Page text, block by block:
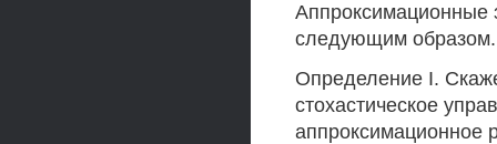
Аппроксимационные
следующим образом.
Определение I.
стохастическое
аппроксимационное